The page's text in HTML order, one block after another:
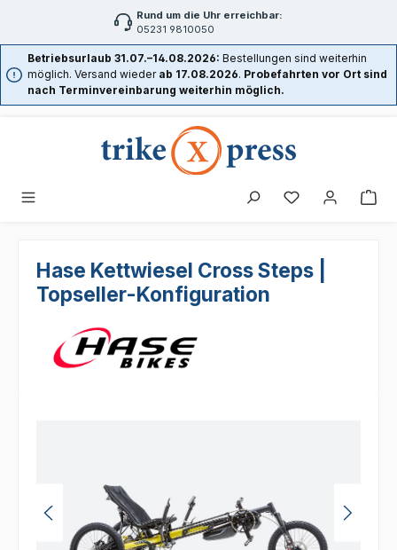
Zum Hauptinhalt springenRund um die Uhr erreichbar:
05231 9810050
Betriebsurlaub 31.07.–14.08.2026: Bestellungen sind weiterhin
möglich. Versand wieder ab 17.08.2026. Probefahrten vor Ort sind
nach Terminvereinbarung weiterhin möglich.
Hase Kettwiesel Cross Steps |
Topseller-Konfiguration